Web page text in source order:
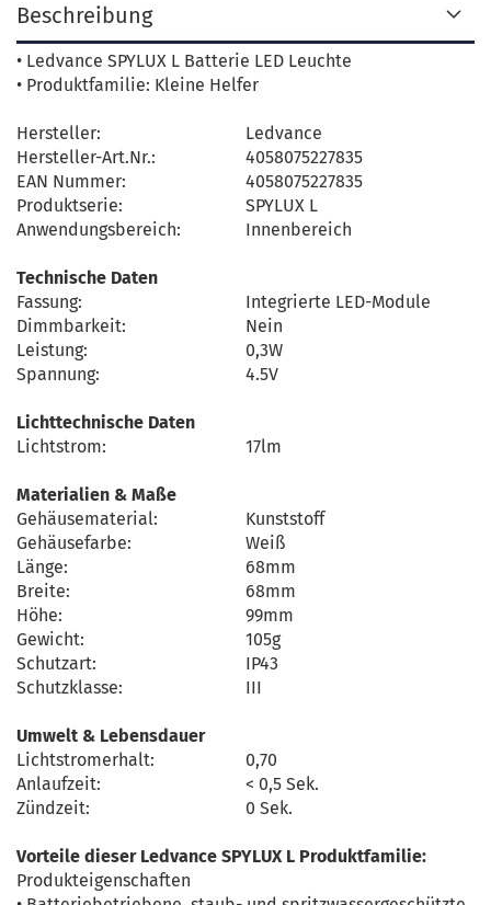
Beschreibung
• Ledvance SPYLUX L Batterie LED Leuchte
• Produktfamilie: Kleine Helfer
Hersteller:
Ledvance
Hersteller-Art.Nr.:
4058075227835
EAN Nummer:
4058075227835
Produktserie:
SPYLUX L
Anwendungsbereich:
Innenbereich
Technische Daten
Fassung:
Integrierte LED-Module
Dimmbarkeit:
Nein
Leistung:
0,3W
Spannung:
4.5V
Lichttechnische Daten
Lichtstrom:
17lm
Materialien & Maße
Gehäusematerial:
Kunststoff
Gehäusefarbe:
Weiß
Länge:
68mm
Breite:
68mm
Höhe:
99mm
Gewicht:
105g
Schutzart:
IP43
Schutzklasse:
III
Umwelt & Lebensdauer
Lichtstromerhalt:
0,70
Anlaufzeit:
< 0,5 Sek.
Zündzeit:
0 Sek.
Vorteile dieser Ledvance SPYLUX L Produktfamilie:
Produkteigenschaften